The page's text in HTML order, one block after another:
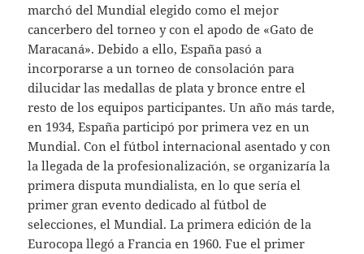
marchó del Mundial elegido como el mejor
cancerbero del torneo y con el apodo de «Gato de
Maracaná». Debido a ello, España pasó a
incorporarse a un torneo de consolación para
dilucidar las medallas de plata y bronce entre el
resto de los equipos participantes. Un año más tarde,
en 1934, España participó por primera vez en un
Mundial. Con el fútbol internacional asentado y con
la llegada de la profesionalización, se organizaría la
primera disputa mundialista, en lo que sería el
primer gran evento dedicado al fútbol de
selecciones, el Mundial. La primera edición de la
Eurocopa llegó a Francia en 1960. Fue el primer